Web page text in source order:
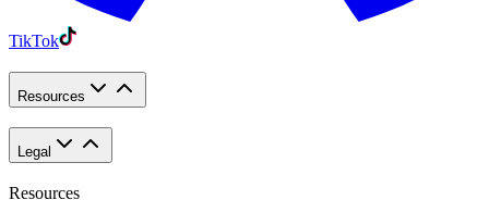
TikTok
Resources
Legal
Resources